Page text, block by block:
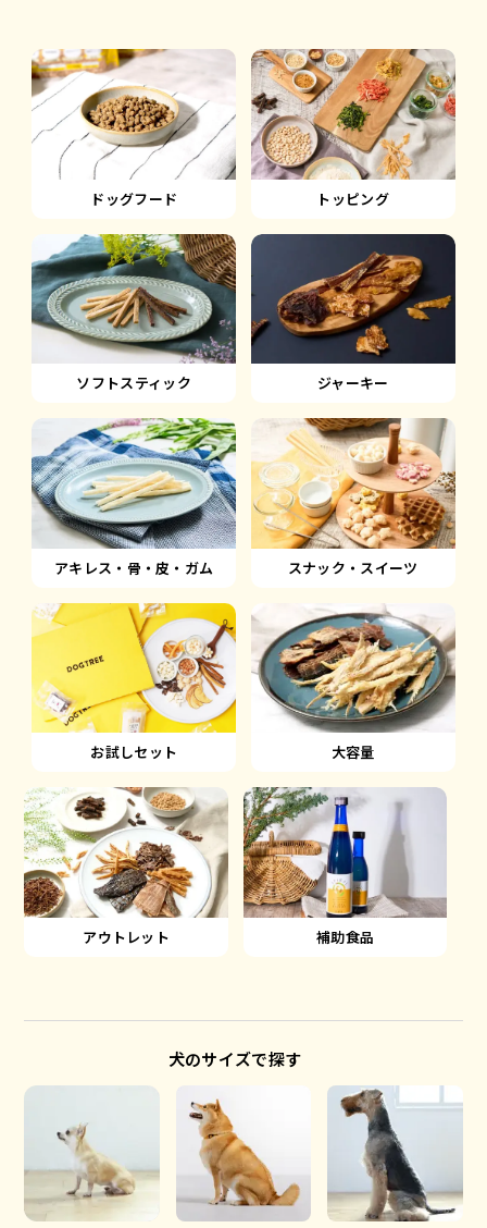
ドッグフード トッピング
ソフトスティック ジャーキー
アキレス・骨・皮・ガム スナック・スイーツ
お試しセット 大容量
アウトレット 補助食品
犬のサイズで探す